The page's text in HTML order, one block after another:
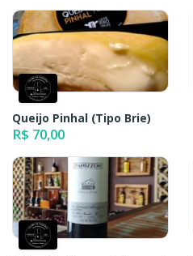
Queijo Pinhal (Tipo Brie)
R$ 70,00